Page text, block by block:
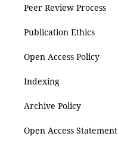
Peer Review Process
Publication Ethics
Open Access Policy
Indexing
Archive Policy
Open Access Statement